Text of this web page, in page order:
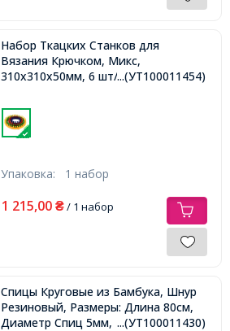
Набор Ткацких Станков для
Вязания Крючком, Микс,
310x310x50мм, 6 шт/упак,...(УТ100011454)
Упаковка: 1 набор
1 215,00 ₴/ 1 набор
Спицы Круговые из Бамбука, Шнур
Резиновый, Размеры: Длина 80см,
Диаметр Спиц 5мм, ...(УТ100011430)